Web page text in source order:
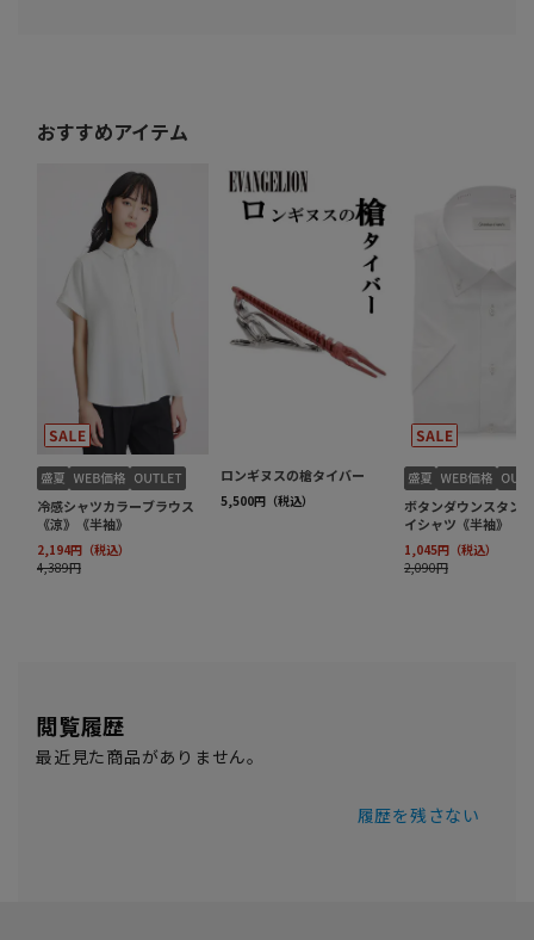
閲覧履歴
最近見た商品がありません。
履歴を残さない